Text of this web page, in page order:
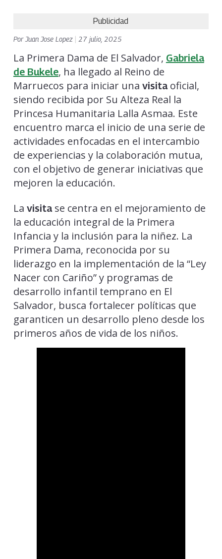
Publicidad
Por Juan Jose Lopez 27 julio, 2025
La Primera Dama de El Salvador, Gabriela
de Bukele, ha llegado al Reino de
Marruecos para iniciar una visitaoficial,
siendo recibida por Su Alteza Real la
Princesa Humanitaria Lalla Asmaa. Este
encuentro marca el inicio de una serie de
actividades enfocadas en el intercambio
de experiencias y la colaboración mutua,
con el objetivo de generar iniciativas que
mejoren la educación.
La visitase centra en el mejoramiento de
la educación integral de la Primera
Infancia y la inclusión para la niñez. La
Primera Dama, reconocida por su
liderazgo en la implementación de la “Ley
Nacer con Cariño” y programas de
desarrollo infantil temprano en El
Salvador, busca fortalecer políticas que
garanticen un desarrollo pleno desde los
primeros años de vida de los niños.